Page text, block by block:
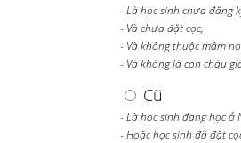
- Là học sinh chưa đăng
- Và chưa đặt cọc,
- Và không thuộc mầm
- Và không là con cháu
Cũ
- Là học sinh đang học ở
- Hoặc học sinh đã đặt